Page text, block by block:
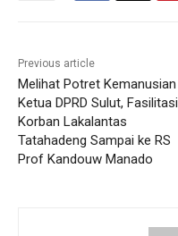
Previous article
Melihat Potret Kemanusian
Ketua DPRD Sulut, Fasilitasi
Korban Lakalantas
Tatahadeng Sampai ke RS
Prof Kandouw Manado